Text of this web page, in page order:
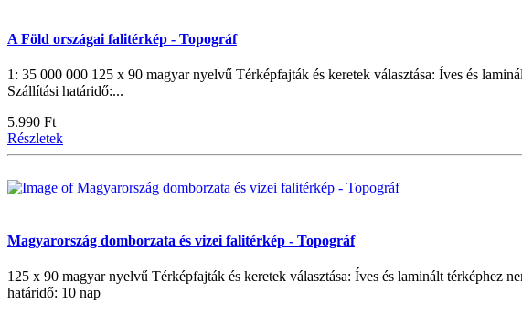
A Föld országai falitérkép - Topográf
1: 35 000 000 125 x 90 magyar nyelvű Térképfajták és keretek választása: Íves és
Szállítási határidő:...
5.990 Ft
Részletek
Magyarország domborzata és vizei falitérkép - Topográf
125 x 90 magyar nyelvű Térképfajták és keretek választása: Íves és laminált térképhez
határidő: 10 nap